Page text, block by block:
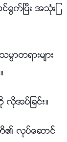
ြက္ၿပီး အသုံးျ
ာတရားမ်ား
လိုအပ္ျခင္း။
တိ၏ လုပ္ေဆာင္